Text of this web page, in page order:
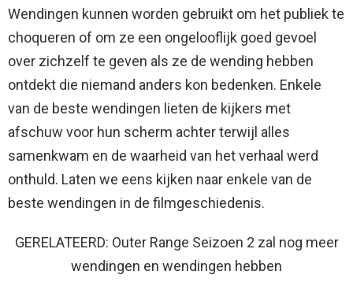
Wendingen kunnen worden gebruikt om het publiek te
choqueren of om ze een ongelooflijk goed gevoel
over zichzelf te geven als ze de wending hebben
ontdekt die niemand anders kon bedenken. Enkele
van de beste wendingen lieten de kijkers met
afschuw voor hun scherm achter terwijl alles
samenkwam en de waarheid van het verhaal werd
onthuld. Laten we eens kijken naar enkele van de
beste wendingen in de filmgeschiedenis.
GERELATEERD: Outer Range Seizoen 2 zal nog meer
wendingen en wendingen hebben